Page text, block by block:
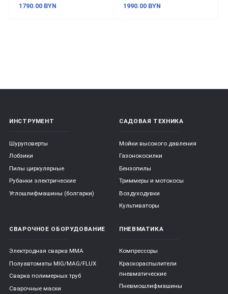
1790.00 BYN 1990.00 BYN
ИНСТРУМЕНТ
Шуруповерты
Лобзики
Пилы циркулярные
Рубанки электрические
Углошлифмашины (болгарки)
САДОВАЯ ТЕХНИКА
Мойки высокого давления
Газонокосилки
Бензопилы
Триммеры и мотокосы
Воздуходувки
Культиваторы
СВАРОЧНОЕ ОБОРУДОВАНИЕ
Электродная сварка ММА
Полуавтоматы MIG/MAG/FLUX
Сварка полимерных труб
Сварочные маски
ПНЕВМАТИКА
Компрессоры
Краскораспылители
пневматические
Пневмошлифмашины